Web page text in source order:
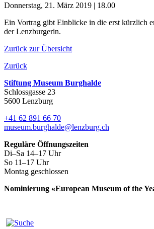
Donnerstag, 21. März 2019 | 18.00
Ein Vortrag gibt Einblicke in die erst kürzlich
der Lenzburgerin.
Zurück zur Übersicht
Zurück
Stiftung Museum Burghalde
Schlossgasse 23
5600 Lenzburg
+41 62 891 66 70
museum.burghalde@lenzburg.ch
Reguläre Öffnungszeiten
Di–Sa 14–17 Uhr
So 11–17 Uhr
Montag geschlossen
Nominierung «European Museum of the